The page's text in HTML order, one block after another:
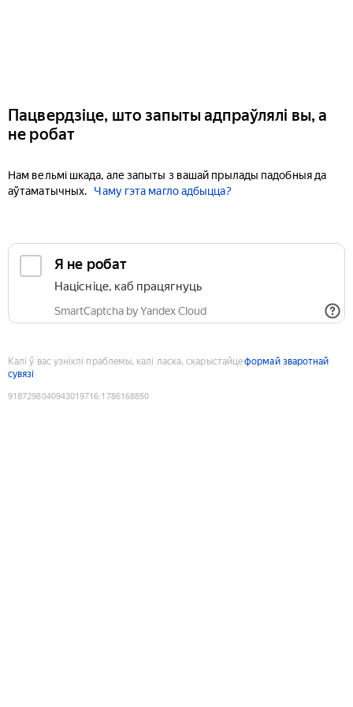
Пацвердзіце, што запыты адпраўлялі вы, а
не робат
Нам вельмі шкада, але запыты з вашай прылады падобныя да
аўтаматычных.
Чаму гэта магло адбыцца?
Я не робат
Націсніце, каб працягнуць
SmartCaptcha by Yandex Cloud
Калі ў вас узніклі праблемы, калі ласка, скарыстайцеформай зваротнай
сувязі
9187298040943019716:1786168850